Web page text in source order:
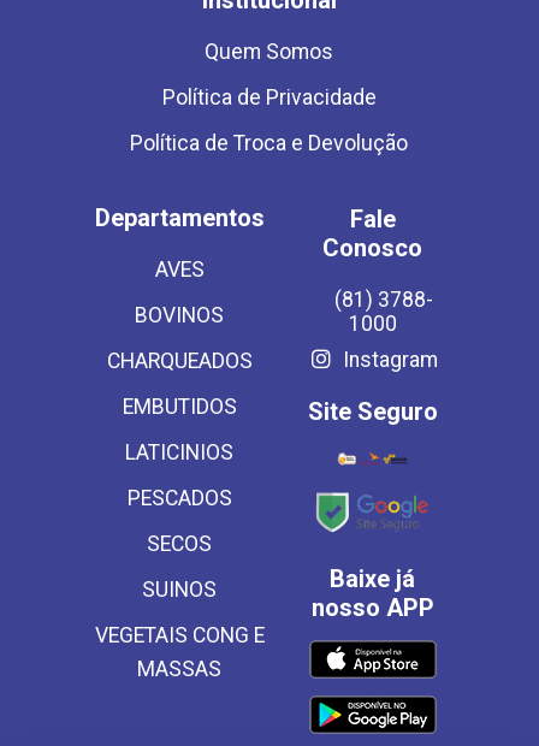
Quem Somos
Política de Privacidade
Política de Troca e Devolução
Departamentos
AVES
BOVINOS
CHARQUEADOS
EMBUTIDOS
LATICINIOS
PESCADOS
SECOS
SUINOS
VEGETAIS CONG E
MASSAS
Fale
Conosco
(81) 3788-
1000
Instagram
Site Seguro
Baixe já
nosso APP